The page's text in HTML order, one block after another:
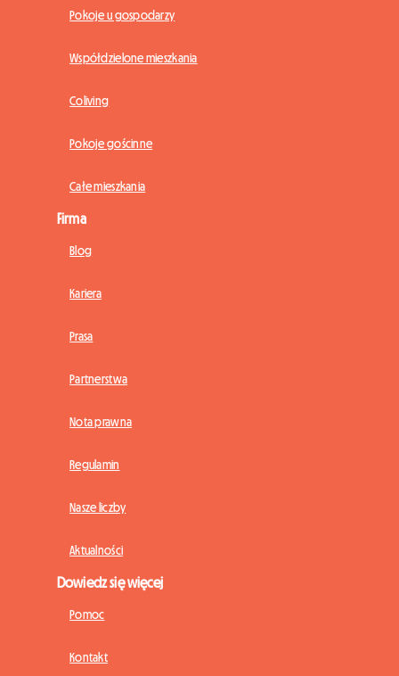
Pokoje u gospodarzy
Współdzielone mieszkania
Coliving
Pokoje gościnne
Całe mieszkania
Firma
Blog
Kariera
Prasa
Partnerstwa
Nota prawna
Regulamin
Nasze liczby
Aktualności
Dowiedz się więcej
Pomoc
Kontakt